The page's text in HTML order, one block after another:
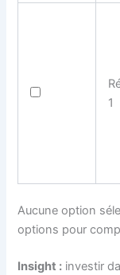
1
Aucune option
options pour
Insight : investir